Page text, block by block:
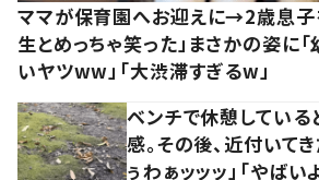
ママが保育園へお迎えに→2歳息
生とめっちゃ笑った」まさかの姿に
いヤツww」「大渋滞すぎるw」
ベンチで休憩してい
感。その後、近付いて
ぅわぁッッッ」「やばい